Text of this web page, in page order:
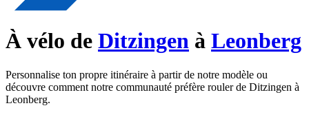
À vélo de Ditzingen à Leonberg
Personnalise ton propre itinéraire à partir de notre modèle ou
découvre comment notre communauté préfère rouler de Ditzingen à
Leonberg.